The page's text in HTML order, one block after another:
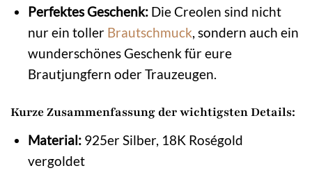
Perfektes Geschenk:Die Creolen sind nicht
nur ein toller Brautschmuck, sondern auch ein
wunderschönes Geschenk für eure
Brautjungfern oder Trauzeugen.
Kurze Zusammenfassung der wichtigsten Details:
Material:925er Silber, 18K Roségold
vergoldet